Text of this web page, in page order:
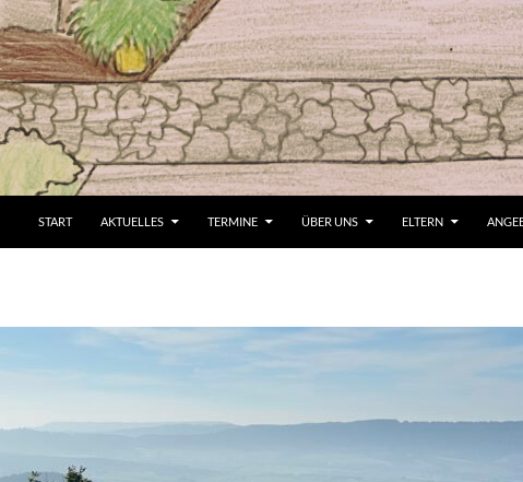
START AKTUELLES TERMINE ÜBER UNS ELTERN